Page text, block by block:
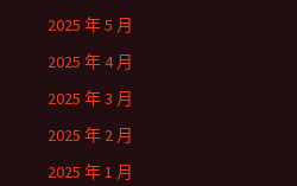
2025 年 5 月
2025 年 4 月
2025 年 3 月
2025 年 2 月
2025 年 1 月